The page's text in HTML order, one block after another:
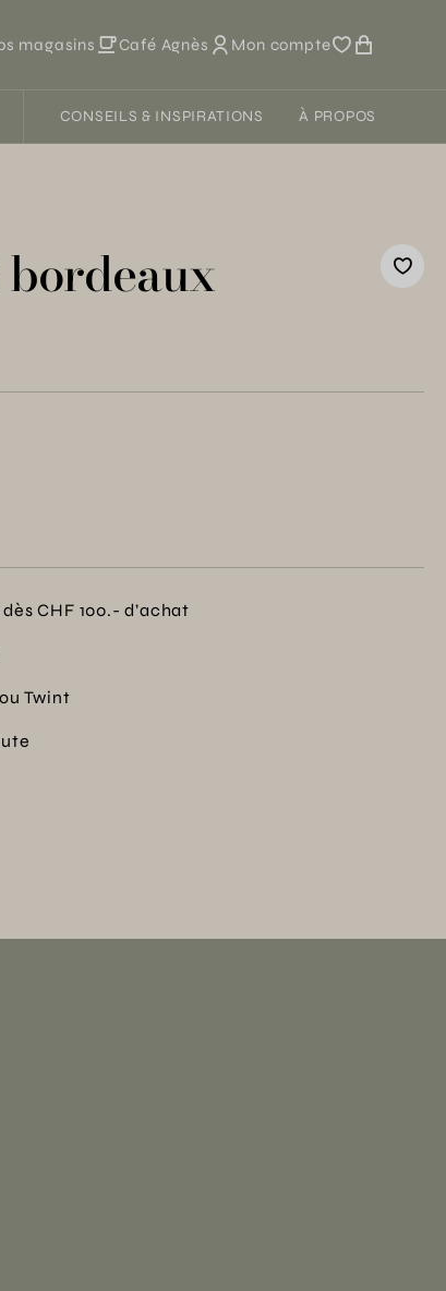
magasins Café Agnès Mon compte
CONSEILS & INSPIRATIONS À PROPOS
bordeaux
CHF 100.- d’achat
Twint